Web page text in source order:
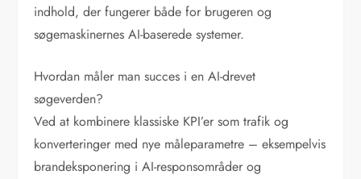
indhold, der fungerer både for brugeren og
søgemaskinernes AI-baserede systemer.
Hvordan måler man succes i en AI-drevet
søgeverden?
Ved at kombinere klassiske KPI’er som trafik og
konverteringer med nye måleparametre – eksempelvis
brandeksponering i AI-responsområder og